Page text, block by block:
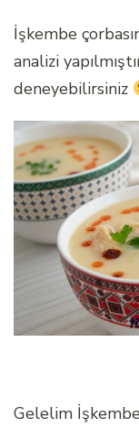
İşkembe
analizi
deneyebilirsiniz
Gelelim